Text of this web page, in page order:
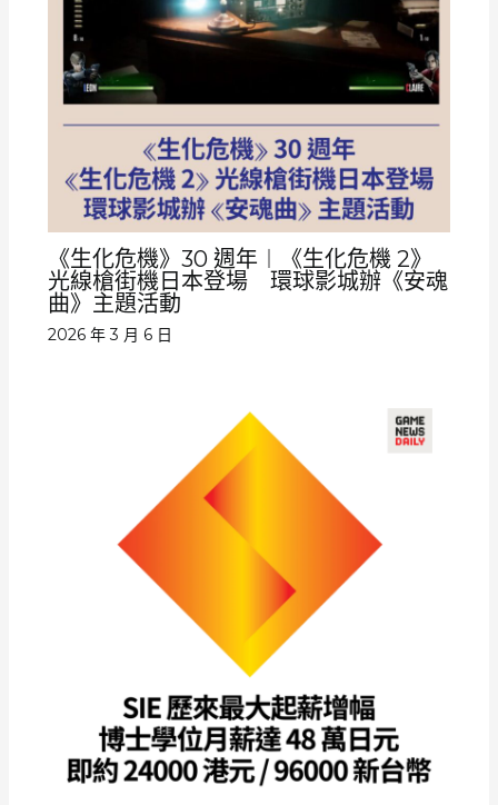
《生化危機》30 週年︱《生化危機 2》
光線槍街機日本登場 環球影城辦《安魂
曲》主題活動
2026 年 3 月 6 日